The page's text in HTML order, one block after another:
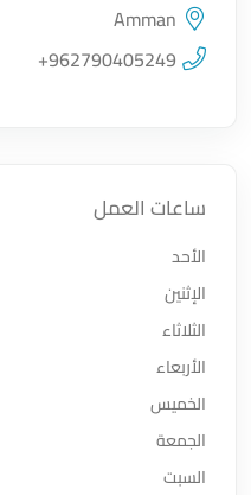
اضغط لتحميل الموقع
Amman
+962790405249
ساعات العمل
الأحد
الإثنين
الثلاثاء
الأربعاء
الخميس
الجمعة
السبت